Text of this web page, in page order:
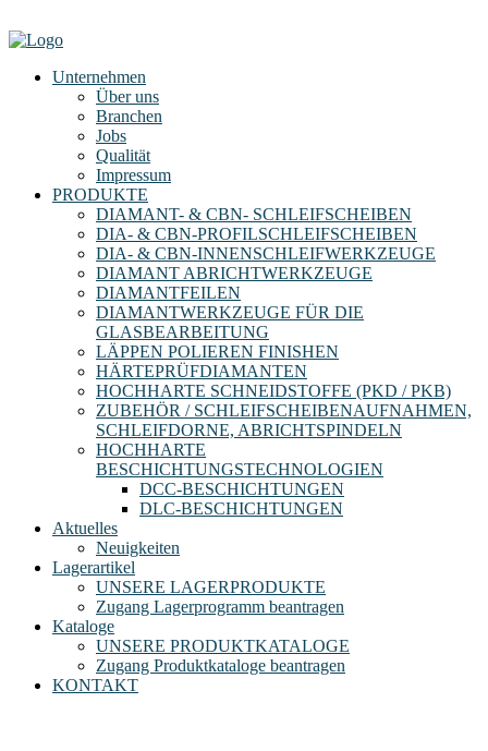
Unternehmen
Über uns
Branchen
Jobs
Qualität
Impressum
PRODUKTE
DIAMANT- & CBN- SCHLEIFSCHEIBEN
DIA- & CBN-PROFILSCHLEIFSCHEIBEN
DIA- & CBN-INNENSCHLEIFWERKZEUGE
DIAMANT ABRICHTWERKZEUGE
DIAMANTFEILEN
DIAMANTWERKZEUGE FÜR DIE
GLASBEARBEITUNG
LÄPPEN POLIEREN FINISHEN
HÄRTEPRÜFDIAMANTEN
HOCHHARTE SCHNEIDSTOFFE (PKD / PKB)
ZUBEHÖR / SCHLEIFSCHEIBENAUFNAHMEN,
SCHLEIFDORNE, ABRICHTSPINDELN
HOCHHARTE
BESCHICHTUNGSTECHNOLOGIEN
DCC-BESCHICHTUNGEN
DLC-BESCHICHTUNGEN
Aktuelles
Neuigkeiten
Lagerartikel
UNSERE LAGERPRODUKTE
Zugang Lagerprogramm beantragen
Kataloge
UNSERE PRODUKTKATALOGE
Zugang Produktkataloge beantragen
KONTAKT